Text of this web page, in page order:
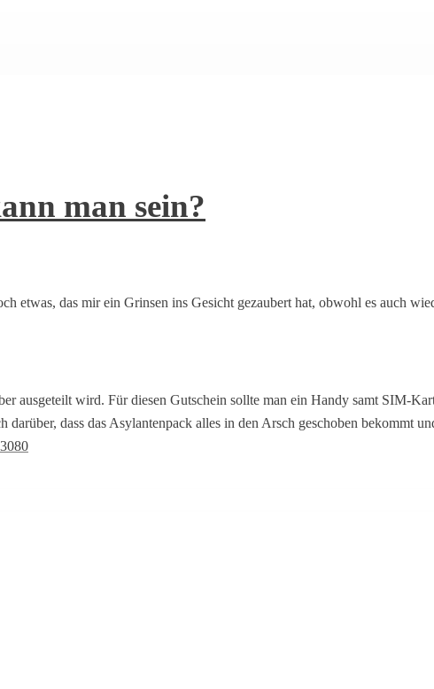
man sein?
etwas, das mir ein Grinsen ins Gesicht gezaubert hat, obwohl es auch
ausgeteilt wird. Für diesen Gutschein sollte man ein Handy samt SIM-
dass das Asylantenpack alles in den Arsch geschoben bekommt